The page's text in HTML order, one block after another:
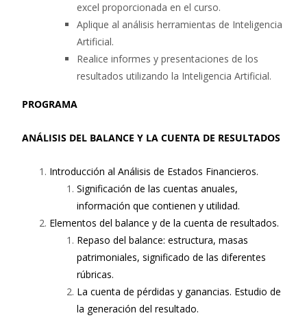
excel proporcionada en el curso.
Aplique al análisis herramientas de Inteligencia
Artificial.
Realice informes y presentaciones de los
resultados utilizando la Inteligencia Artificial.
PROGRAMA
ANÁLISIS DEL BALANCE Y LA CUENTA DE RESULTADOS
Introducción al Análisis de Estados Financieros.
Significación de las cuentas anuales,
información que contienen y utilidad.
Elementos del balance y de la cuenta de resultados.
Repaso del balance: estructura, masas
patrimoniales, significado de las diferentes
rúbricas.
La cuenta de pérdidas y ganancias. Estudio de
la generación del resultado.